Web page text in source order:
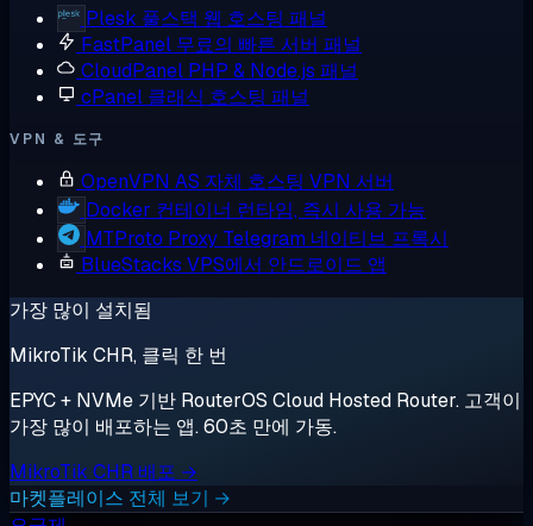
Plesk 풀스택 웹 호스팅 패널
FastPanel 무료의 빠른 서버 패널
CloudPanel PHP & Node.js 패널
cPanel 클래식 호스팅 패널
VPN & 도구
OpenVPN AS 자체 호스팅 VPN 서버
Docker 컨테이너 런타임, 즉시 사용 가능
MTProto Proxy Telegram 네이티브 프록시
BlueStacks VPS에서 안드로이드 앱
가장 많이 설치됨
MikroTik CHR, 클릭 한 번
EPYC + NVMe 기반 RouterOS Cloud Hosted Router. 고객이
가장 많이 배포하는 앱. 60초 만에 가동.
MikroTik CHR 배포 →
마켓플레이스 전체 보기 →